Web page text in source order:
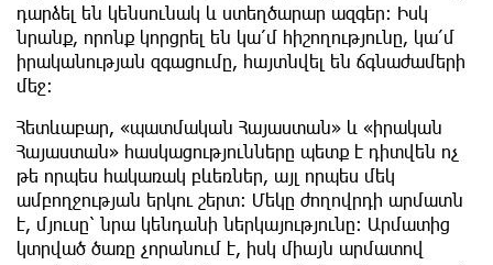
դարձել են կենսունակ և ստեղծարար ազգեր։ Իսկ
նրանք, որոնք կորցրել են կա՛մ հիշողությունը, կա՛մ
իրականության զգացումը, հայտնվել են ճգնաժամերի
մեջ։
Հետևաբար, «պատմական Հայաստան» և «իրական
Հայաստան» հասկացությունները պետք է դիտվեն ոչ
թե որպես հակառակ բևեռներ, այլ որպես մեկ
ամբողջության երկու շերտ։ Մեկը ժողովրդի արմատն
է, մյուսը՝ նրա կենդանի ներկայությունը։ Արմատից
կտրված ծառը չորանում է, իսկ միայն արմատով